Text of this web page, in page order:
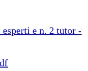
e n. 2 tutor -